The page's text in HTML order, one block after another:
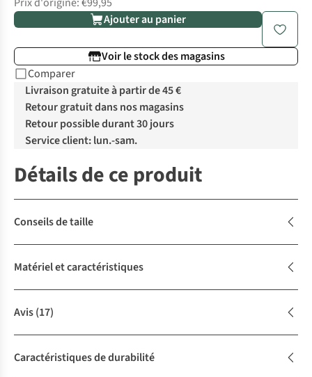
Ajouter au panier
Voir le stock des magasins
Comparer
Livraison gratuite à partir de 45 €
Retour gratuit dans nos magasins
Retour possible durant 30 jours
Service client: lun.-sam.
Détails de ce produit
Conseils de taille
Matériel et caractéristiques
Avis(17)
Caractéristiques de durabilité